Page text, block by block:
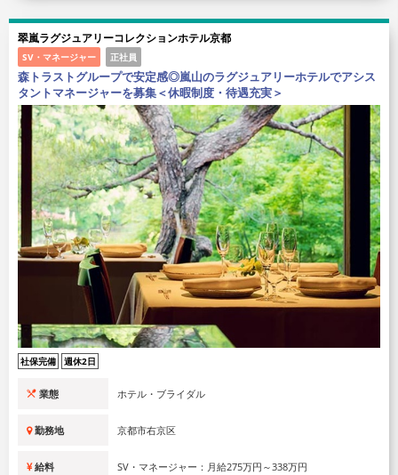
翠嵐ラグジュアリーコレクションホテル京都
SV・マネージャー 正社員
森トラストグループで安定感◎嵐山のラグジュアリーホテルでアシス
タントマネージャーを募集＜休暇制度・待遇充実＞
社保完備 週休2日
業態 ホテル・ブライダル
勤務地 京都市右京区
給料 SV・マネージャー：月給275万円～338万円